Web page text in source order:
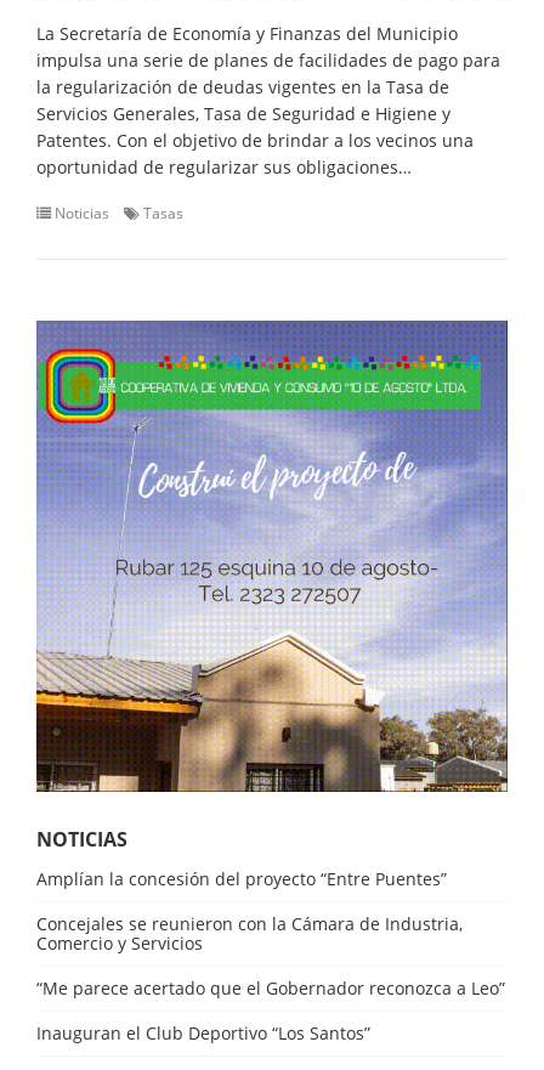
La Secretaría de Economía y Finanzas del Municipio
impulsa una serie de planes de facilidades de pago para
la regularización de deudas vigentes en la Tasa de
Servicios Generales, Tasa de Seguridad e Higiene y
Patentes. Con el objetivo de brindar a los vecinos una
oportunidad de regularizar sus obligaciones…
Noticias Tasas
NOTICIAS
Amplían la concesión del proyecto “Entre Puentes”
Concejales se reunieron con la Cámara de Industria,
Comercio y Servicios
“Me parece acertado que el Gobernador reconozca a Leo”
Inauguran el Club Deportivo “Los Santos”